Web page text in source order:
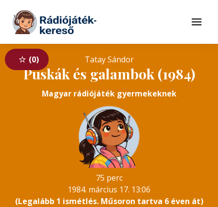
Tovább a tartalomhoz
Menü
0 Tatay Sándor
Puskák és galambok (1984)
Magyar rádiójáték gyermekeknek
75 perc
1984. március 17. 13:06
(Legalább 1 ismétlés. Műsoron tartva 6 éven át)